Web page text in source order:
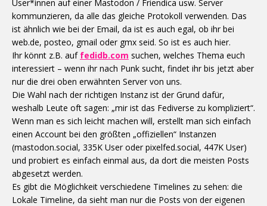
User*innen auf einer Mastodon / Friendica usw. Server
kommunzieren, da alle das gleiche Protokoll verwenden. Das
ist ähnlich wie bei der Email, da ist es auch egal, ob ihr bei
web.de, posteo, gmail oder gmx seid. So ist es auch hier.
Ihr könnt z.B. auf fedidb.com suchen, welches Thema euch
interessiert – wenn ihr nach Punk sucht, findet ihr bis jetzt aber
nur die drei oben erwähnten Server von uns.
Die Wahl nach der richtigen Instanz ist der Grund dafür,
weshalb Leute oft sagen: „mir ist das Fediverse zu kompliziert“.
Wenn man es sich leicht machen will, erstellt man sich einfach
einen Account bei den größten „offiziellen“ Instanzen
(mastodon.social, 335K User oder pixelfed.social, 447K User)
und probiert es einfach einmal aus, da dort die meisten Posts
abgesetzt werden.
Es gibt die Möglichkeit verschiedene Timelines zu sehen: die
Lokale Timeline, da sieht man nur die Posts von der eigenen